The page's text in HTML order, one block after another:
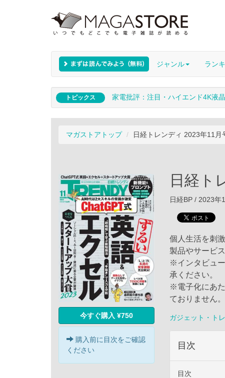
ジャンル ラン
トピックス 家電批評：注目・ハイエンド4K液
マガストアトップ 日経トレンディ 2023年11月
今すぐ購入 ¥750
購入前に目次をご確認
ください
日経ト
日経BP / 2023年
個人生活を刺
製品やサービ
※インタビュ
承ください。
※電子化にあ
ておりません。
ガジェット・ト
目次
目次